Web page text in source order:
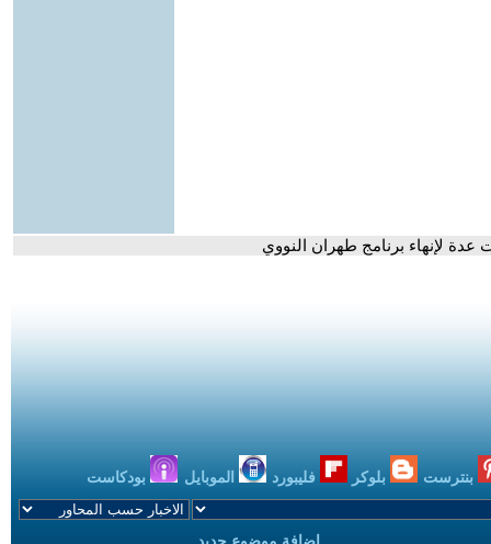
عدة لإنهاء برنامج طهران النووي
بنترست بلوكر فليبورد الموبايل بودكاست